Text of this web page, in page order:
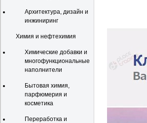
Архитектура, дизайн и
инжиниринг
Химия и нефтехимия
Химические добавки и
многофункциональные
наполнители
Бытовая химия,
парфюмерия и
косметика
Переработка и